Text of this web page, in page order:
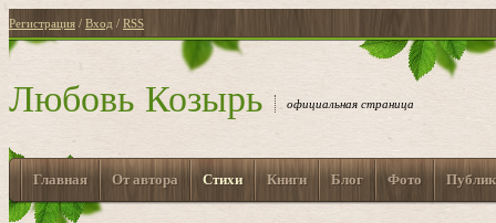
Регистрация / Вход / RSS
Любовь Козырь официальная страница
Главная От автора Стихи Книги Блог Фото